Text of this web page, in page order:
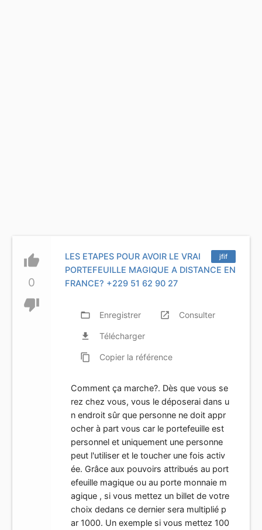
thumb_up
0
thumb_down
jfif
LES ETAPES POUR AVOIR LE VRAI
PORTEFEUILLE MAGIQUE A DISTANCE EN
FRANCE? +229 51 62 90 27
folder_open Enregistrer launch Consulter
file_download Télécharger
content_copy Copier la référence
Comment ça marche?. Dès que vous se
rez chez vous, vous le déposerai dans u
n endroit sûr que personne ne doit appr
ocher à part vous car le portefeuille est
personnel et uniquement une personne
peut l'utiliser et le toucher une fois activ
ée. Grâce aux pouvoirs attribués au port
efeuille magique ou au porte monnaie m
agique , si vous mettez un billet de votre
choix dedans ce dernier sera multiplié p
ar 1000. Un exemple si vous mettez 100